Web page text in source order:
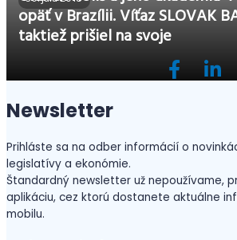
opäť v Brazílii. Víťaz SLOVAK
taktiež prišiel na svoje
Newsletter
Prihláste sa na odber informácií o
legislatívy a ekonómie.
Štandardný newsletter už nepoužívame,
aplikáciu, cez ktorú dostanete aktuálne
mobilu.